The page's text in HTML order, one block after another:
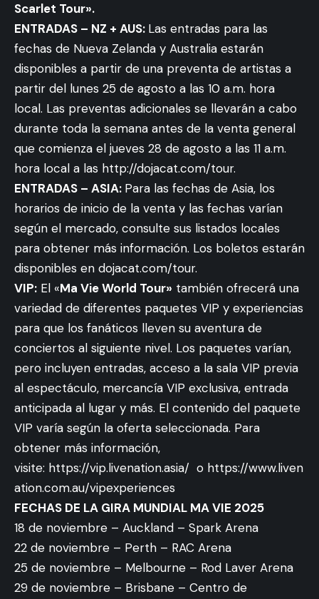
Scarlet Tour».
ENTRADAS – NZ + AUS: Las entradas para las
fechas de Nueva Zelanda y Australia estarán
disponibles a partir de una preventa de artistas a
partir del lunes 25 de agosto a las 10 a.m. hora
local. Las preventas adicionales se llevarán a cabo
durante toda la semana antes de la venta general
que comienza el jueves 28 de agosto a las 11 a.m.
hora local a las http://dojacat.com/tour.
ENTRADAS – ASIA: Para las fechas de Asia, los
horarios de inicio de la venta y las fechas varían
según el mercado, consulte sus listados locales
para obtener más información. Los boletos estarán
disponibles en dojacat.com/tour.
VIP: El «Ma Vie World Tour» también ofrecerá una
variedad de diferentes paquetes VIP y experiencias
para que los fanáticos lleven su aventura de
conciertos al siguiente nivel. Los paquetes varían,
pero incluyen entradas, acceso a la sala VIP previa
al espectáculo, mercancía VIP exclusiva, entrada
anticipada al lugar y más. El contenido del paquete
VIP varía según la oferta seleccionada. Para
obtener más información,
visite: https://vip.livenation.asia/ o https://www.liven
ation.com.au/vipexperiences
FECHAS DE LA GIRA MUNDIAL MA VIE 2025
18 de noviembre – Auckland – Spark Arena
22 de noviembre – Perth – RAC Arena
25 de noviembre – Melbourne – Rod Laver Arena
29 de noviembre – Brisbane – Centro de